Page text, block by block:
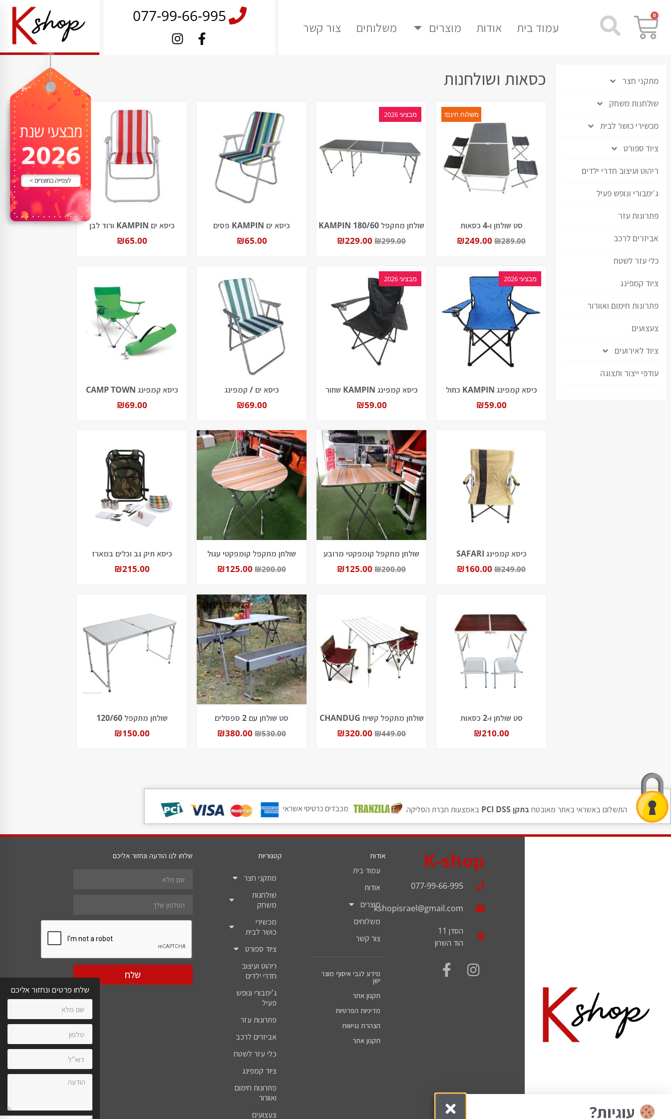
0
עמוד בית אודות מוצרים משלוחים צור קשר
077-99-66-995
מתקני חצר
שולחנות משחק
מכשירי כושר לבית
ציוד ספורט
ריהוט ועיצוב חדרי ילדים
ג'ימבורי ונופש פעיל
פתרונות עזר
אביזרים לרכב
כלי עזר לשטח
ציוד קמפינג
פתרונות חימום ואוורור
צעצועים
ציוד לאירועים
עודפי ייצור ותצוגה
כסאות ושולחנות
משלוח חינם!
סט שולחן ו-4 כסאות
₪289.00
₪249.00
מבצעי 2026
שולחן מתקפל 180/60 KAMPIN
₪299.00
₪229.00
כיסא ים KAMPIN פסים
₪65.00
כיסא ים KAMPIN ורוד לבן
₪65.00
מבצעי 2026
כיסא קמפינג KAMPIN כחול
₪59.00
מבצעי 2026
כיסא קמפינג KAMPIN שחור
₪59.00
כיסא ים / קמפינג
₪69.00
כיסא קמפינג CAMP TOWN
₪69.00
כיסא קמפינג SAFARI
₪249.00
₪160.00
שולחן מתקפל קומפקטי מרובע
₪200.00
₪125.00
שולחן מתקפל קומפקטי עגול
₪200.00
₪125.00
כיסא תיק גב וכלים במארז
₪215.00
סט שולחן ו-2 כסאות
₪210.00
שולחן מתקפל קשיח CHANDUG
₪449.00
₪320.00
סט שולחן עם 2 ספסלים
₪530.00
₪380.00
שולחן מתקפל 120/60
₪150.00
התשלום באשראי באתר מאובטחבתקן PCI DSS באמצעות חברת הסליקה מכבדים כרטיסי אשראי
K-shop
077-99-66-995
kshopisrael@gmail.com
הסדן 11
הוד השרון
אודות
עמוד בית
אודות
מוצרים
משלוחים
צור קשר
מידע לגבי איסוף מוצר
ישן
תקנון אתר
מדיניות הפרטיות
הצהרת נגישות
תקנון אתר
קטגוריות
מתקני חצר
שולחנות
משחק
מכשירי
כושר לבית
ציוד ספורט
ריהוט ועיצוב
חדרי ילדים
ג'ימבורי ונופש
פעיל
פתרונות עזר
אביזרים לרכב
כלי עזר לשטח
ציוד קמפינג
פתרונות חימום
ואוורור
צעצועים
שלחו לנו הודעה ונחזור אליכם
שלח
שלחו פרטים ונחזור אליכם
עוגיות?